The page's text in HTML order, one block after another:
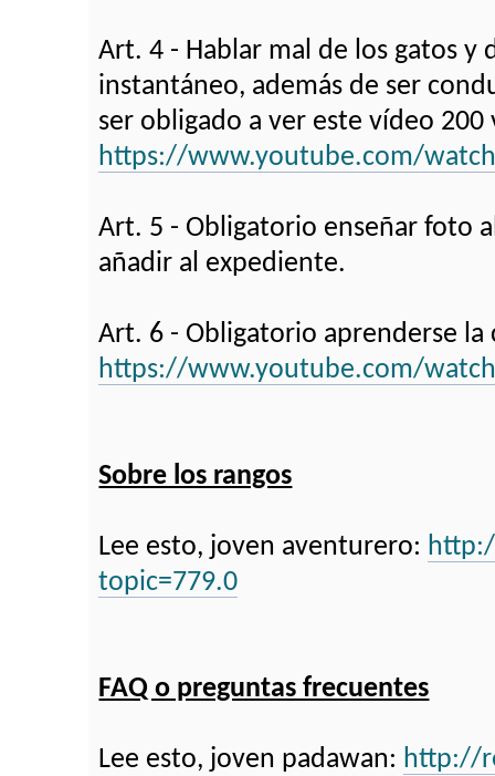
Art. 4 - Hablar mal de los gatos y
instantáneo, además de ser
ser obligado a ver este vídeo 200
https://www.youtube.com/
Art. 5 - Obligatorio enseñar foto
añadir al expediente.
Art. 6 - Obligatorio aprenderse
https://www.youtube.com/
Sobre los rangos
Lee esto, joven aventurero:
topic=779.0
FAQ o preguntas frecuentes
Lee esto, joven padawan: http://